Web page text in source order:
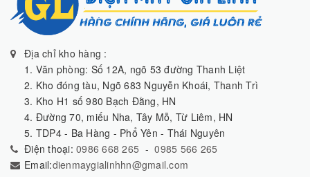
Địa chỉ kho hàng :
1. Văn phòng: Số 12A, ngõ 53 đường Thanh Liệt
2. Kho đóng tàu, Ngõ 683 Nguyễn Khoái, Thanh Trì
3. Kho H1 số 980 Bạch Đằng, HN
4. Đường 70, miếu Nha, Tây Mỗ, Từ Liêm, HN
5. TDP4 - Ba Hàng - Phổ Yên - Thái Nguyên
Điện thoại: 0986 668 265 -0985 566 265
Email:dienmaygialinhhn@gmail.com